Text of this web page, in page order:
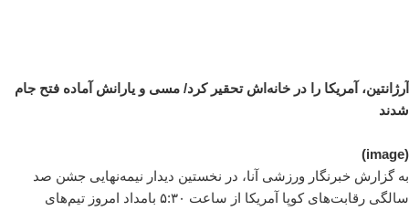
آرژانتین، آمریکا را در خانه‌اش تحقیر کرد/ مسی و یارانش آماده فتح جام
شدند
(image)
به گزارش خبرنگار ورزشی آنا، در نخستین دیدار نیمه‌نهایی جشن صد
سالگی رقابت‌های کوپا آمریکا از ساعت ۵:۳۰ بامداد امروز تیم‌های